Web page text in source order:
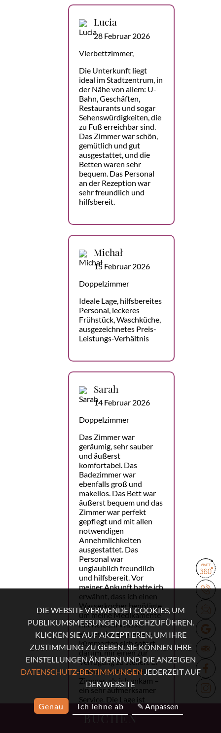
BUCHEN
Lucia
28 Februar 2026
Vierbettzimmer,
Die Unterkunft liegt
ideal im Stadtzentrum, in
der Nähe von allem: U-
Bahn, Geschäften,
Restaurants und sogar
Sehenswürdigkeiten, die
zu Fuß erreichbar sind.
Das Zimmer war schön,
gemütlich und gut
ausgestattet, und die
Betten waren sehr
bequem. Das Personal
an der Rezeption war
sehr freundlich und
hilfsbereit.
Michał
15 Februar 2026
Doppelzimmer
Ideale Lage, hilfsbereites
Personal, leckeres
Frühstück, Waschküche,
ausgezeichnetes Preis-
Leistungs-Verhältnis
Sarah
14 Februar 2026
Doppelzimmer
Das Zimmer war
geräumig, sehr sauber
und äußerst
komfortabel. Das
Badezimmer war
ebenfalls groß und
makellos. Das Bett war
äußerst bequem und das
Zimmer war perfekt
gepflegt und mit allen
notwendigen
Annehmlichkeiten
ausgestattet. Das
Personal war
unglaublich freundlich
und hilfsbereit. Vor
meiner Ankunft hatte ich
erwähnt, dass ich einen
Wasserkocher benötigte,
um meine Medikamente
mit heißem Wasser
einzunehmen, und sie
kümmerten sich sofort
darum, mir einen zur
Verfügung zu stellen. Er
stand bereits in meinem
Zimmer, als ich ankam –
ein sehr aufmerksamer
Service. Die Lage ist
perfekt. Die U-Bahn ist
nur eine Minute
DIE WEBSITE VERWENDET COOKIES, UM
PUBLIKUMSMESSUNGEN DURCHZUFÜHREN.
KLICKEN SIE AUF AKZEPTIEREN, UM IHRE
ZUSTIMMUNG ZU GEBEN. SIE KÖNNEN IHRE
EINSTELLUNGEN ÄNDERN UND DIE ANZEIGEN
DATENSCHUTZ-BESTIMMUNGENJEDERZEIT AUF
DER WEBSITE
Genau Ich lehne ab ✎ Anpassen